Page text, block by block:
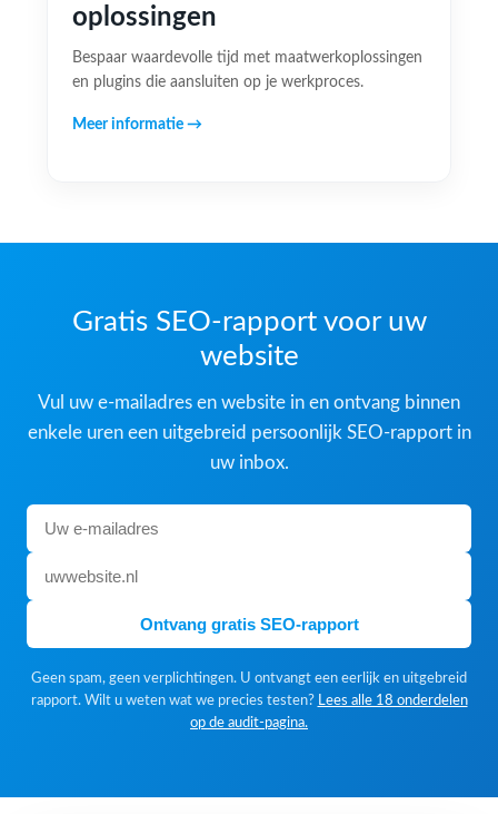
oplossingen
Bespaar waardevolle tijd met maatwerkoplossingen
en plugins die aansluiten op je werkproces.
Meer informatie →
Gratis SEO-rapport voor uw
website
Vul uw e-mailadres en website in en ontvang binnen
enkele uren een uitgebreid persoonlijk SEO-rapport in
uw inbox.
Ontvang gratis SEO-rapport
Geen spam, geen verplichtingen. U ontvangt een eerlijk en uitgebreid
rapport. Wilt u weten wat we precies testen? Lees alle 18 onderdelen
op de audit-pagina.